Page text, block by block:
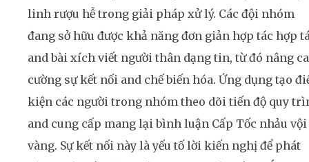
linh rượu hễ trong giải pháp xử lý. Các đội nhóm
đang sở hữu được khả năng đơn giản hợp tác hợp
and bài xích viết người thân dạng tin, từ đó nâng
cường sự kết nối and chế biến hóa. Ứng dụng tạo
kiện các người trong nhóm theo dõi tiến độ quy
and cung cấp mang lại bình luận Cấp Tốc nhảu vội
vàng. Sự kết nối này là yếu tố lời kiến nghị để phát